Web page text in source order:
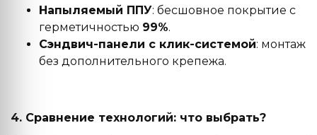
Напыляемый ППУ: бесшовное покрытие с
герметичностью 99%.
Сэндвич-панели с клик-системой: монтаж
без дополнительного крепежа.
4. Сравнение технологий: что выбрать?